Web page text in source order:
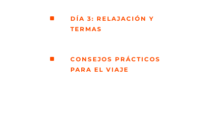
^
DÍA 3: RELAJACIÓN Y
TERMAS
^
CONSEJOS PRÁCTICOS
PARA EL VIAJE